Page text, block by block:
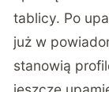
tablicy. Po
już w
stanowią